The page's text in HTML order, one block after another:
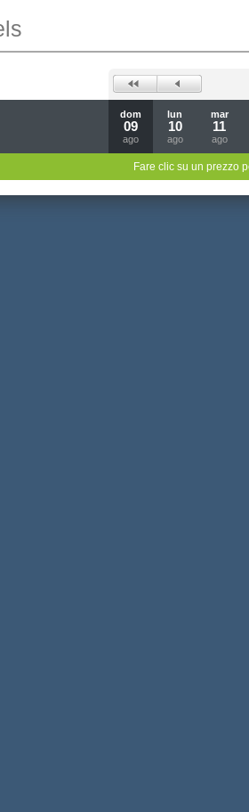
dom
09
ago
lun
10
ago
mar
11
ago
Fare clic su un prezzo